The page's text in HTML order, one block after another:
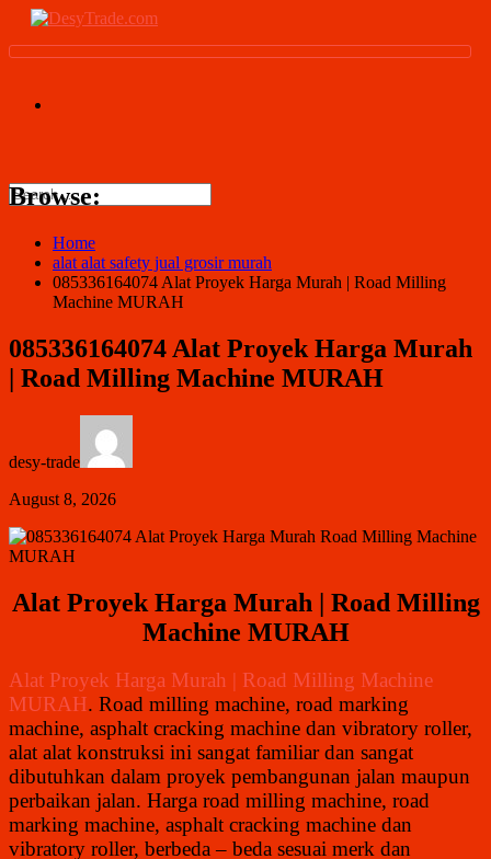
Browse:
Home
alat alat safety jual grosir murah
085336164074 Alat Proyek Harga Murah | Road Milling
Machine MURAH
085336164074 Alat Proyek Harga Murah
| Road Milling Machine MURAH
desy-trade
August 8, 2026
Alat Proyek Harga Murah | Road Milling
Machine MURAH
Alat Proyek Harga Murah | Road Milling Machine
MURAH. Road milling machine, road marking
machine, asphalt cracking machine dan vibratory roller,
alat alat konstruksi ini sangat familiar dan sangat
dibutuhkan dalam proyek pembangunan jalan maupun
perbaikan jalan. Harga road milling machine, road
marking machine, asphalt cracking machine dan
vibratory roller, berbeda – beda sesuai merk dan